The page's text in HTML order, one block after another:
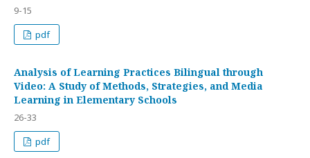
9-15
pdf
Analysis of Learning Practices Bilingual through
Video: A Study of Methods, Strategies, and Media
Learning in Elementary Schools
26-33
pdf